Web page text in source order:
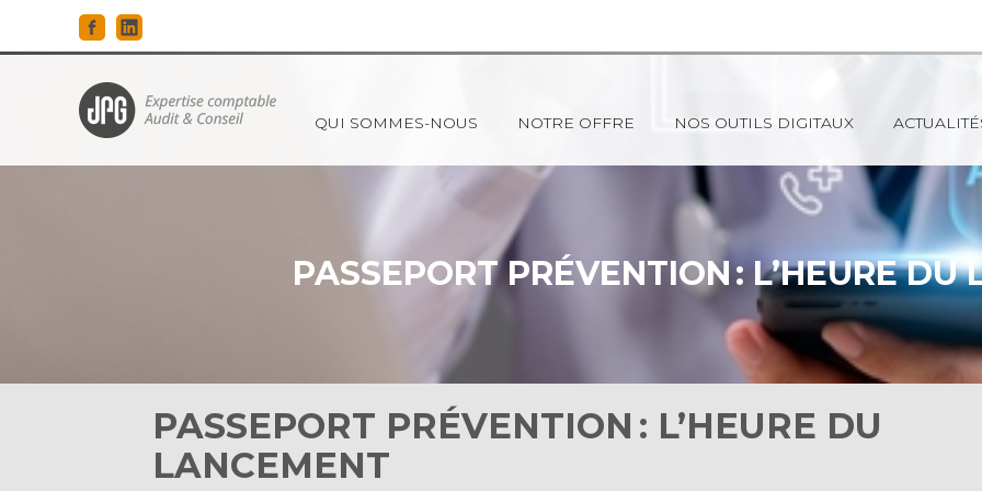
au
Principal
QUI SOMMES-NOUS NOTRE OFFRE NOS OUTILS DIGITAUX
PASSEPORT PRÉVENTION : L’HEURE DU
PASSEPORT PRÉVENTION : L’HEURE DU
LANCEMENT